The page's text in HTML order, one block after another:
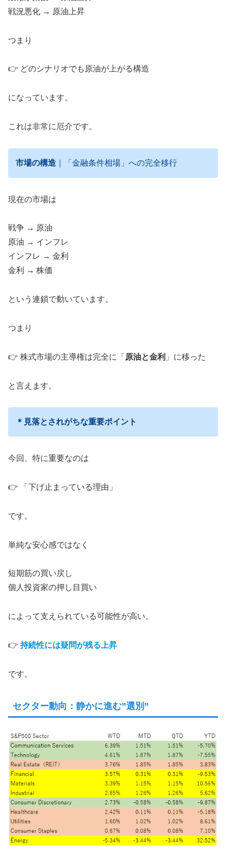
戦況悪化 → 原油上昇
つまり
👉 どのシナリオでも原油が上がる構造
になっています。
これは非常に厄介です。
市場の構造 ｜「金融条件相場」への完全移行
現在の市場は
戦争 → 原油
原油 → インフレ
インフレ → 金利
金利 → 株価
という連鎖で動いています。
つまり
👉 株式市場の主導権は完全に「 原油と金利 」に移った
と言えます。
＊見落とされがちな重要ポイント
今回、特に重要なのは
👉 「下げ止まっている理由」
です。
単純な安心感ではなく
短期筋の買い戻し
個人投資家の押し目買い
によって支えられている可能性が高い。
👉 持続性には疑問が残る上昇
です。
セクター動向：静かに進む”選別”